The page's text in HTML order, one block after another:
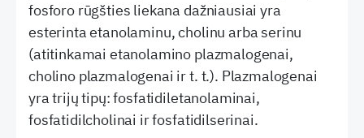
fosforo rūgšties liekana dažniausiai yra
esterinta etanolaminu, cholinu arba serinu
(atitinkamai etanolamino plazmalogenai,
cholino plazmalogenai ir t. t.). Plazmalogenai
yra trijų tipų: fosfatidiletanolaminai,
fosfatidilcholinai ir fosfatidilserinai.